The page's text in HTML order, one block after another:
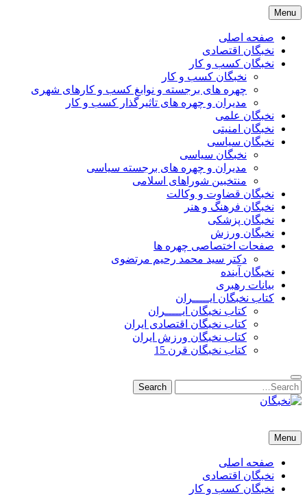
Skip
to
content
Menu
صفحه اصلی
نخبگان اقتصادی
نخبگان کسب و کار
نخبگان کسب و کار
چهره های برجسته و نوابغ کسب و کارهای شهری
مدیران و چهره های تاثیرگذار کسب و کار
نخبگان علمی
نخبگان امنیتی
نخبگان سیاسی
نخبگان سیاسی
مدیران و چهره های برجسته سیاسی
منتخبین شوراهای اسلامی
نخبگان قضاوت و وکالت
نخبگان فرهنگ و هنر
نخبگان پزشکی
نخبگان ورزش
صفحات اختصاصی چهره ها
دکتر سید محمد رحیم مرتضوی
نخبگان آینده
بیانات رهبری
کتاب نخبگان ایـــــران
کتاب نخبگان ایـــــران
کتاب نخبگان اقتصادی ایران
کتاب نخبگان ورزش ایران
کتاب نخبگان قرن 15
Search
for:
Search
نخبگان تایمز/ کتاب نخبگان + پورتال رسمی کتاب نخبگان ایران –
ورزش ایران – کتاب نخبگان کسب و کار ایران – کتاب نخبگان ایران
Menu
صفحه اصلی
نخبگان اقتصادی
نخبگان کسب و کار